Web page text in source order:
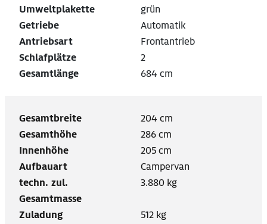
Umweltplakette
grün
Getriebe
Automatik
Antriebsart
Frontantrieb
Schlafplätze
2
Gesamtlänge
684 cm
Gesamtbreite
204 cm
Gesamthöhe
286 cm
Innenhöhe
205 cm
Aufbauart
Campervan
techn. zul.
Gesamtmasse
3.880 kg
Zuladung
512 kg